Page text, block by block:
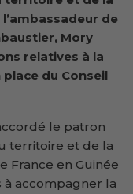
de
Mory
relatives à la
du Conseil
le patron
territoire et de la
France en Guinée
à accompagner la